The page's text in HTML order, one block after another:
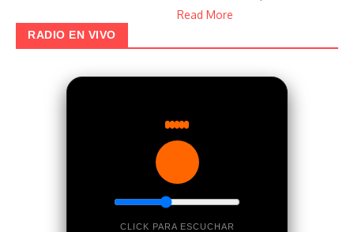
Read More
RADIO EN VIVO
CLICK PARA ESCUCHAR